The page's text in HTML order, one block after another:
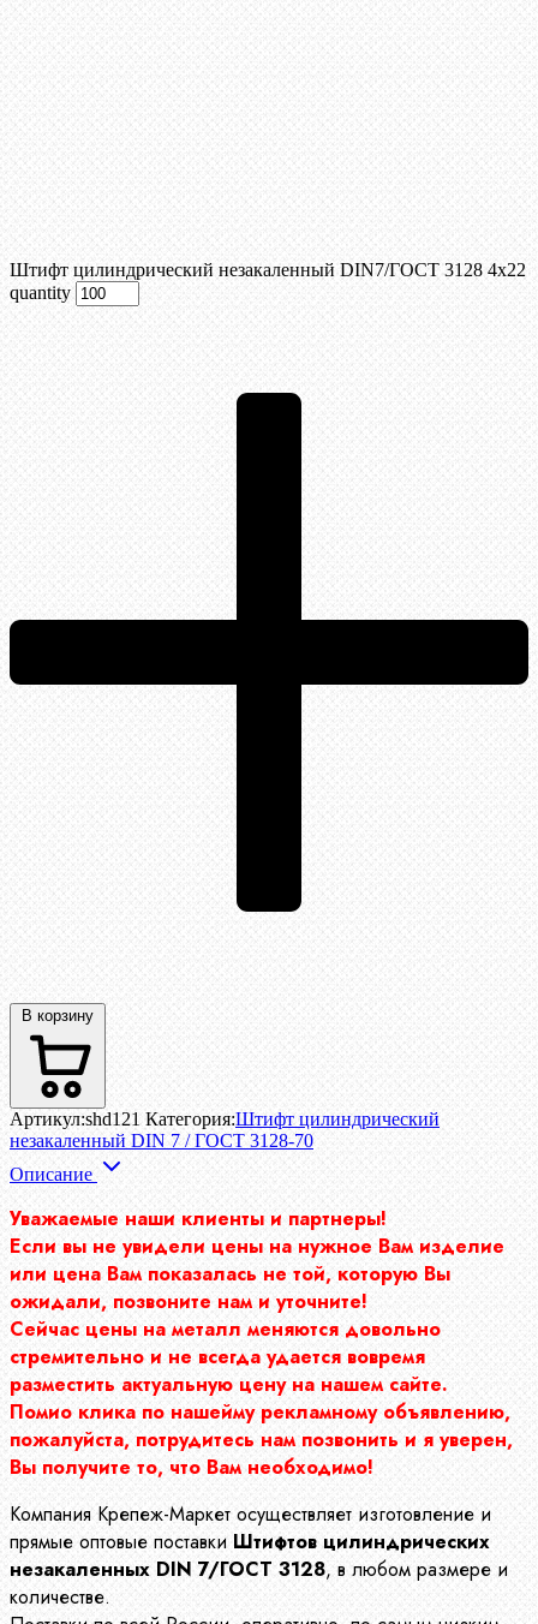
Штифт цилиндрический незакаленный DIN7/ГОСТ 3128 4х22
quantity
В корзину
Артикул:shd121 Категория:Штифт цилиндрический
незакаленный DIN 7 / ГОСТ 3128-70
Описание
Уважаемые наши клиенты и партнеры!
Если вы не увидели цены на нужное Вам изделие
или цена Вам показалась не той, которую Вы
ожидали, позвоните нам и уточните!
Сейчас цены на металл меняются довольно
стремительно и не всегда удается вовремя
разместить актуальную цену на нашем сайте.
Помио клика по нашейму рекламному объявлению,
пожалуйста, потрудитесь нам позвонить и я уверен,
Вы получите то, что Вам необходимо!
Компания Крепеж-Маркет осуществляет изготовление и
прямые оптовые поставки Штифтов цилиндрических
незакаленных DIN 7/ГОСТ 3128, в любом размере и
количестве.